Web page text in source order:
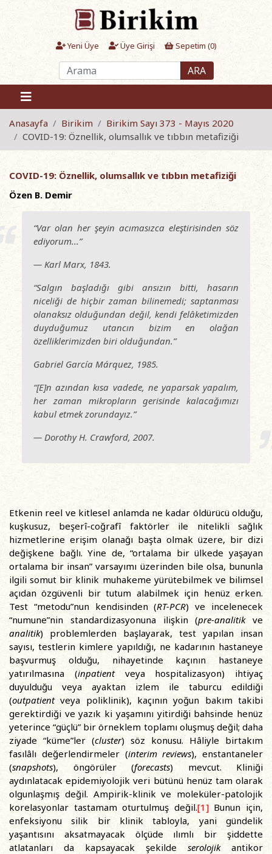
Yeni Üye Üye Girişi Sepetim (0)
ARA
Anasayfa Birikim
Birikim Sayı 373 - Mayıs 2020
COVID-19: Öznellik, olumsallık ve tıbbın metafiziği
COVID-19: Öznellik, olumsallık ve tıbbın metafiziği
Özen B. Demir
“Var olan her şeyin acımasızca eleştirisinden söz
ediyorum...”
—KarlMarx, 1843.
“Salgın başladığı gibi ansızın bitti, hasarın
niceliği de hiçbir zaman bilinemedi; saptanması
olanaksız olduğundan değil, kendi felâketimizden
duyduğumuz utancın bizim en olağan
özelliklerimizden biri olduğundan.”
Gabriel García Márquez, 1985.
“[E]n azından kısa vadede, ne yaparsak yapalım,
her zaman mikropların gerisinde kalacağımızı
kabul etmek zorundayız.”
—Dorothy H. Crawford, 2007.
Etkenin reel ve kitlesel anlamda ne kadar öldürücü olduğu,
kuşkusuz, beşerî-coğrafî faktörler ile nitelikli sağlık
hizmetlerine erişim olanağı başta olmak üzere, bir dizi
değişkene bağlı. Yine de, “ortalama bir ülkede yaşayan
ortalama bir insan” varsayımı üzerinden bile olsa, bununla
ilgili somut bir klinik muhakeme yürütebilmek ve bilimsel
açıdan özgüvenli bir tutum alabilmek için henüz erken.
Test “metodu”nun kendisinden (RT-PCR) ve incelenecek
“numune”nin standardizasyonuna ilişkin (pre-analitikve
analitik) problemlerden başlayarak, test yapılan insan
sayısı, testlerin kimlere yapıldığı, ne kadarının hastaneye
başvurmuş olduğu, nihayetinde kaçının hastaneye
yatırılmasına (inpatientveya hospitalizasyon) ihtiyaç
duyulduğu veya ayaktan izlem ile taburcu edildiği
(outpatientveya poliklinik), kaçının yoğun bakım takibi
gerektirdiği ve yazık ki yaşamını yitirdiği bahsinde henüz
yeterince “güçlü” bir örneklem toplamı oluşmuş değil; daha
ziyade “küme”ler (cluster) söz konusu. Hâliyle birtakım
fasılâlı değerlendirmeler (interim reviews), enstantaneler
(snapshots), öngörüler (forecasts) mevcut. Kliniği
aydınlatacak epidemiyolojik veri bütünü henüz tam olarak
olgunlaşmış değil. Ampirik-klinik ve moleküler-patolojik
korelasyonlar tastamam oturtulmuş değil.[1] Bunun için,
enfeksiyonu silik bir klinik tabloyla, yani gündelik
yaşantısını aksatmayacak ölçüde ılımlı bir şiddette
atlatanları da kapsayacak şekilde serolojikantikor